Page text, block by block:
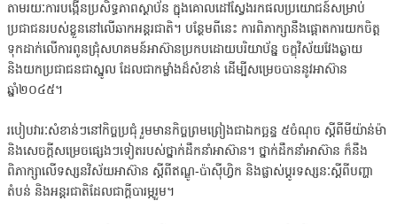
តាមរយៈការបង្កើនប្រសិទ្ធភាពស្ថាប័ន ក្នុងគោលដៅស្វែងរកផល​ប្រយោជន៍​សម្រាប់
ប្រជាជនរបស់ខ្លួននៅលើឆាកអន្តរជាតិ។ បន្ថែមពីនេះ ការពិភាក្សានឹងផ្តោតការយកចិត្ត
ទុកដាក់លើការពូនជ្រុំ​សហគមន៍អាស៊ានប្រកប​ដោយបរិយាប័ន្ន ចក្ខុវិស័យវែងឆ្ងាយ
និងយកប្រជាជនជាស្នូល ដែលជាកម្លាំងដ៏សំខាន់ ដើម្បី​សម្រេច​បាននូវអាស៊ាន
ឆ្នាំ២០៤៥។
របៀបវារៈសំខាន់ៗនៅកិច្ចប្រជុំ រួមមានកិច្ចព្រមព្រៀងជាឯកច្ឆន្ទ ៥ចំណុច ស្តីពីមីយ៉ាន់ម៉ា
និង​សេចក្តីសម្រេចផ្សេងៗទៀតរបស់ថ្នាក់ដឹកនាំអាស៊ាន។ ថ្នាក់ដឹកនាំអាស៊ាន ក៏នឹង
ពិភាក្សា​លើ​ទស្សន​វិស័យអាស៊ាន ស្តីពីឥណ្ឌូ-ប៉ាស៊ីហ្វិក និងផ្លាស់ប្តូរទស្សនៈស្តីពីបញ្ហា
តំបន់ និងអន្តរជាតិ​ដែល​ជាក្តីបារម្ភរួម។